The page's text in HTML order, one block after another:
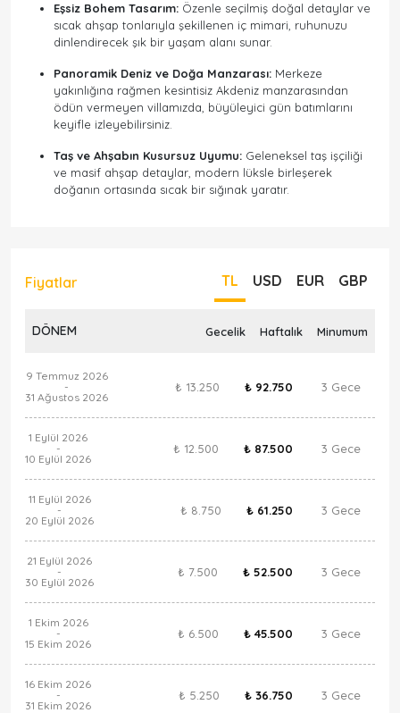
Eşsiz Bohem Tasarım: Özenle seçilmiş doğal detaylar ve
sıcak ahşap tonlarıyla şekillenen iç mimari, ruhunuzu
dinlendirecek şık bir yaşam alanı sunar.
Panoramik Deniz ve Doğa Manzarası: Merkeze
yakınlığına rağmen kesintisiz Akdeniz manzarasından
ödün vermeyen villamızda, büyüleyici gün batımlarını
keyifle izleyebilirsiniz.
Taş ve Ahşabın Kusursuz Uyumu: Geleneksel taş işçiliği
ve masif ahşap detaylar, modern lüksle birleşerek
doğanın ortasında sıcak bir sığınak yaratır.
Fiyatlar TL USD EUR GBP
DÖNEM Gecelik Haftalık Minumum
9 Temmuz 2026
-
31 Ağustos 2026
₺ 13.250 ₺ 92.750 3 Gece
1 Eylül 2026
-
10 Eylül 2026
₺ 12.500 ₺ 87.500 3 Gece
11 Eylül 2026
-
20 Eylül 2026
₺ 8.750 ₺ 61.250 3 Gece
21 Eylül 2026
-
30 Eylül 2026
₺ 7.500 ₺ 52.500 3 Gece
1 Ekim 2026
-
15 Ekim 2026
₺ 6.500 ₺ 45.500 3 Gece
16 Ekim 2026
-
31 Ekim 2026
₺ 5.250 ₺ 36.750 3 Gece